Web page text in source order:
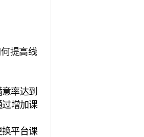
提高线
率达到
过增加课
平台课